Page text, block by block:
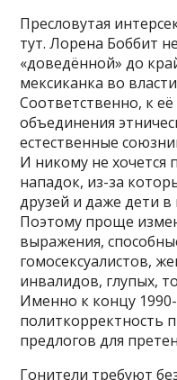
Пресловутая
тут. Лорена Боббит
«доведённой» до
мексиканка во
Соответственно, к
объединения
естественные
И никому не хочется
нападок, из-за
друзей и даже дети в
Поэтому проще
выражения,
гомосексуалистов,
инвалидов, глупых,
Именно к концу
политкорректность
предлогов для
Гонители требуют